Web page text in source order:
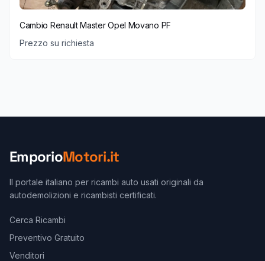
Cambio Renault Master Opel Movano PF
Prezzo su richiesta
EmporioMotori.it
Il portale italiano per ricambi auto usati originali da
autodemolizioni e ricambisti certificati.
Cerca Ricambi
Preventivo Gratuito
Venditori